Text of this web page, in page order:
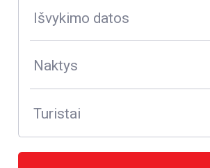
Išvykimo datos
Naktys
Turistai